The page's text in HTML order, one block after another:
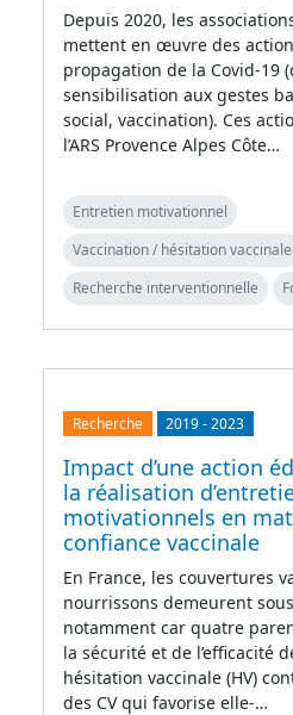
Depuis 2020, les
mettent en œuvre des
propagation de la Covid-19
sensibilisation aux gestes
social, vaccination). Ces
l’ARS Provence Alpes Côte…
Entretien motivationnel
Vaccination / hésitation vaccinale
Recherche interventionnelle
Recherche 2019-2023
Impact d’une action
la réalisation
motivationnels en
confiance vaccinale
En France, les couvertures
nourrissons demeurent
notamment car quatre
la sécurité et de l’efficacité
hésitation vaccinale (HV)
des CV qui favorise elle-…